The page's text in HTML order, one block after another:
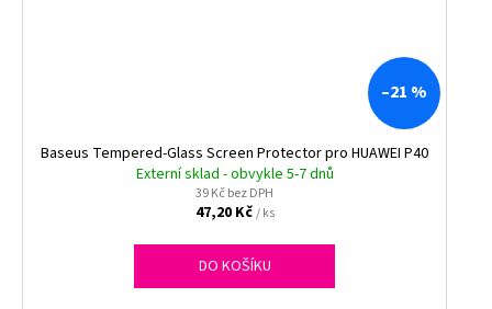
–21 %
Baseus Tempered-Glass Screen Protector pro HUAWEI P40
Externí sklad - obvykle 5-7 dnů
39 Kč bez DPH
47,20 Kč/ ks
DO KOŠÍKU